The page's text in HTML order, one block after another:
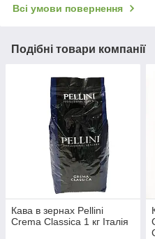
Всі умови повернення
Подібні товари компанії
Кава в зернах Pellini
Crema Classica 1 кг Італія